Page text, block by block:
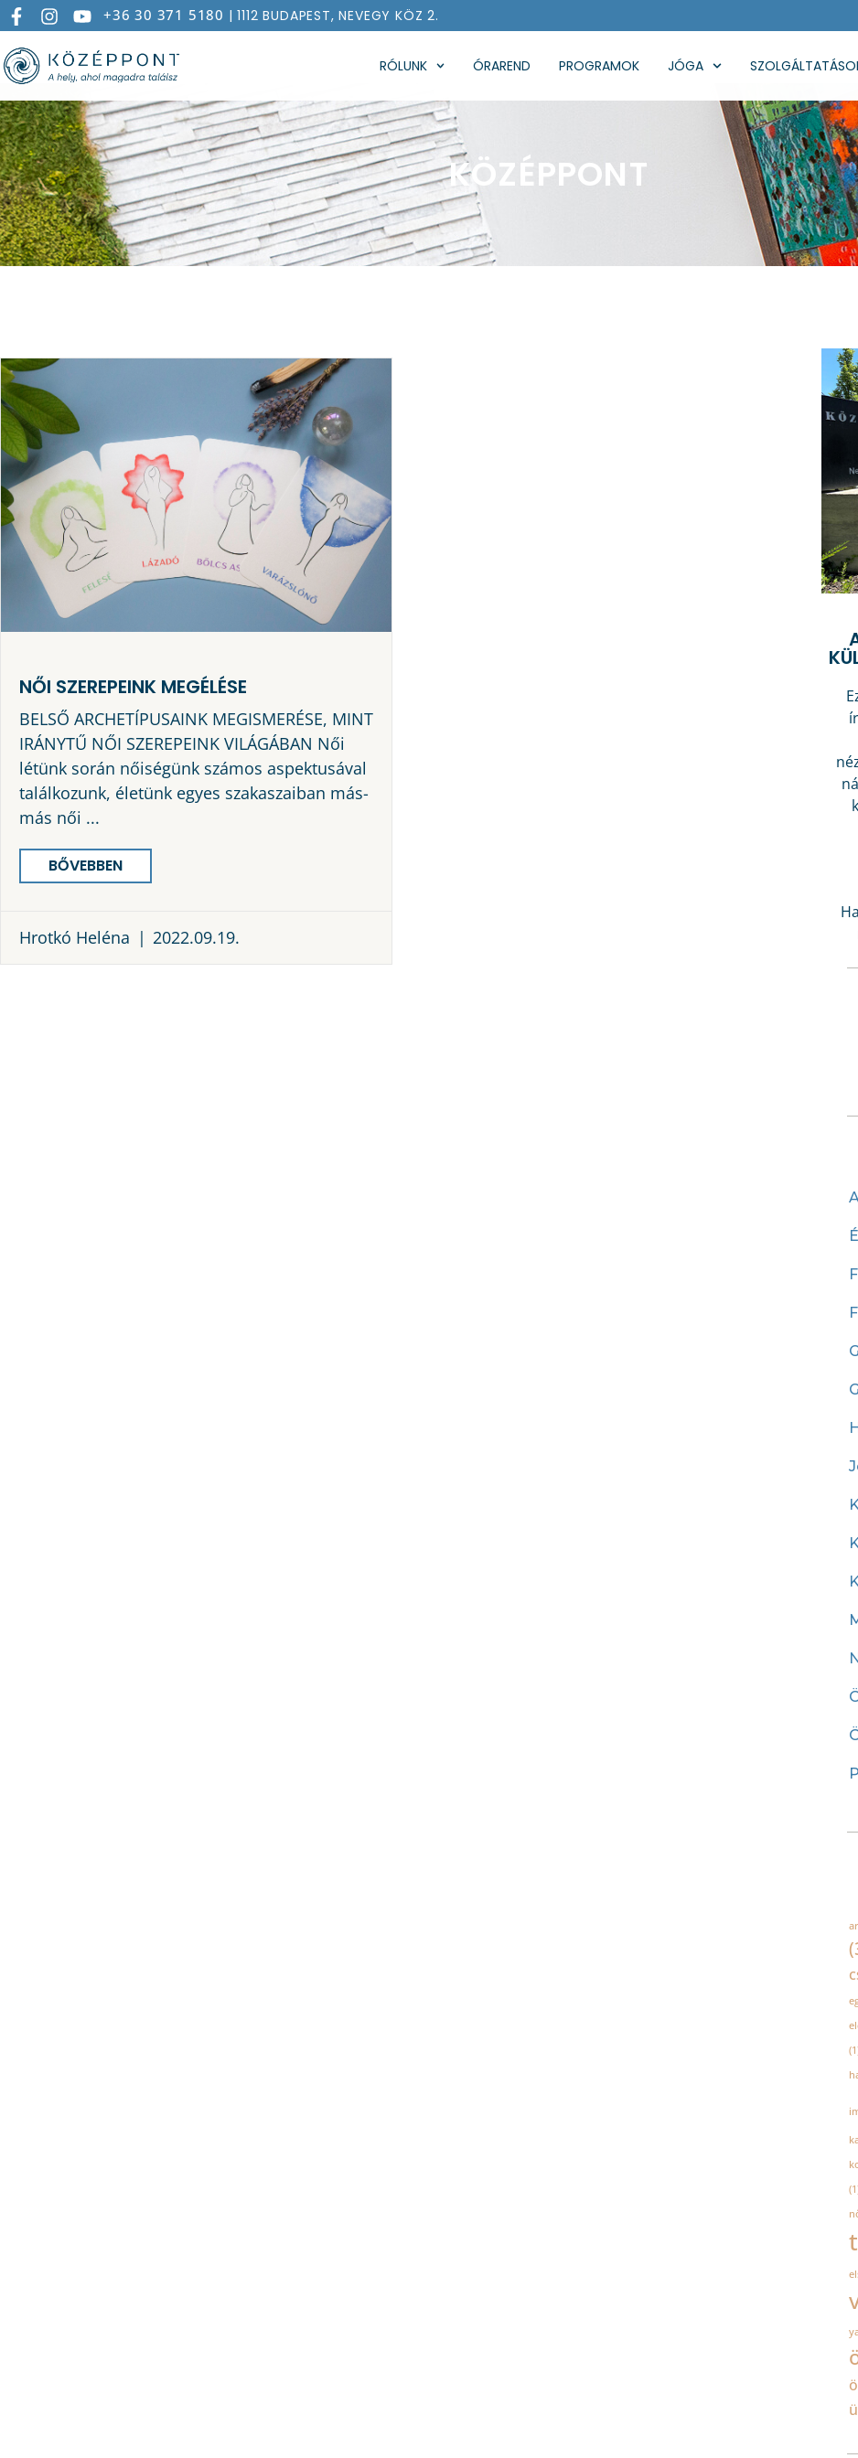
+36 30 371 5180 | 1112 BUDAPEST, NEVEGY KÖZ 2.
RÓLUNK ÓRAREND PROGRAMOK JÓGA
KÖZÉPPONT
NŐI SZEREPEINK MEGÉLÉSE
BELSŐ ARCHETÍPUSAINK MEGISMERÉSE, MINT
IRÁNYTŰ NŐI SZEREPEINK VILÁGÁBAN Női
létünk során nőiségünk számos aspektusával
találkozunk, életünk egyes szakaszaiban más-
más női ...
BŐVEBBEN
Hrotkó Heléna 2022.09.19.